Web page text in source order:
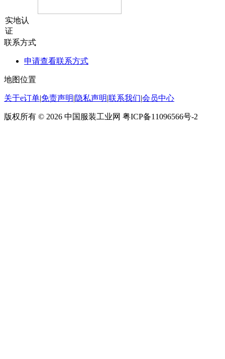
实地认
证
联系方式
申请查看联系方式
地图位置
关于e订单|免责声明|隐私声明|联系我们|会员中心
版权所有 © 2026 中国服装工业网 粤ICP备11096566号-2